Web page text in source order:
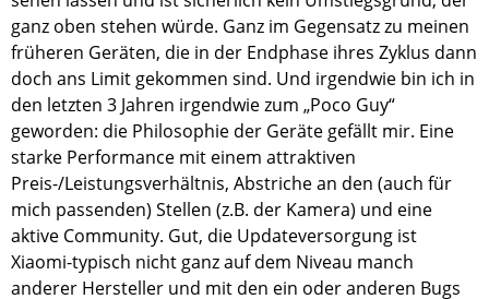
ganz oben stehen würde. Ganz im Gegensatz zu meinen
früheren Geräten, die in der Endphase ihres Zyklus dann
doch ans Limit gekommen sind. Und irgendwie bin ich in
den letzten 3 Jahren irgendwie zum „Poco Guy“
geworden: die Philosophie der Geräte gefällt mir. Eine
starke Performance mit einem attraktiven
Preis-/Leistungsverhältnis, Abstriche an den (auch für
mich passenden) Stellen (z.B. der Kamera) und eine
aktive Community. Gut, die Updateversorgung ist
Xiaomi-typisch nicht ganz auf dem Niveau manch
anderer Hersteller und mit den ein oder anderen Bugs